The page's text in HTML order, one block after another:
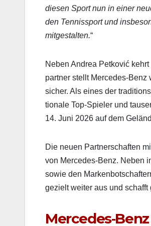
diesen Sport nun in ein­er
den Ten­nis­s­port und
mit­gestal­ten.“
Neben Andrea Petković
part­ner stellt
sich­er. Als eines der
tionale Top-Spiel­er und
14. Juni 2026 auf dem
Die neuen Part­ner­schaften
von Mercedes‑Benz. Neben
sowie den
gezielt weit­er aus und